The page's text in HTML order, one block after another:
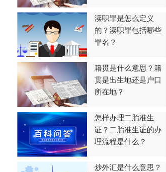
渎职罪是怎么定义
的？渎职罪包括哪些
罪名？
籍贯是什么意思？籍
贯是出生地还是户口
所在地？
怎样办理二胎准生
证？二胎准生证的办
理流程是什么？
炒外汇是什么意思？